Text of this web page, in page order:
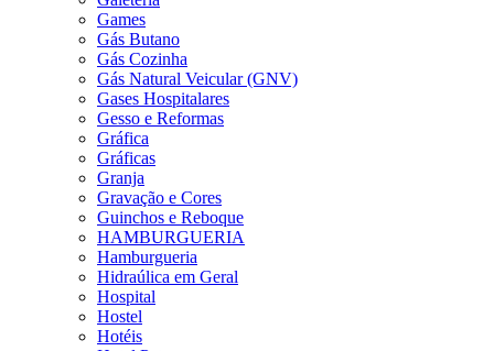
Games
Gás Butano
Gás Cozinha
Gás Natural Veicular (GNV)
Gases Hospitalares
Gesso e Reformas
Gráfica
Gráficas
Granja
Gravação e Cores
Guinchos e Reboque
HAMBURGUERIA
Hamburgueria
Hidraúlica em Geral
Hospital
Hostel
Hotéis